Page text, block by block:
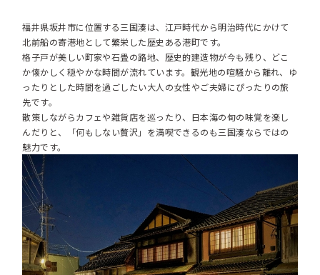
福井県坂井市に位置する三国湊は、江戸時代から明治時代にかけて
北前船の寄港地として繁栄した歴史ある港町です。
格子戸が美しい町家や石畳の路地、歴史的建造物が今も残り、どこ
か懐かしく穏やかな時間が流れています。観光地の喧騒から離れ、ゆ
ったりとした時間を過ごしたい大人の女性やご夫婦にぴったりの旅
先です。
散策しながらカフェや雑貨店を巡ったり、日本海の旬の味覚を楽し
んだりと、「何もしない贅沢」を満喫できるのも三国湊ならではの
魅力です。